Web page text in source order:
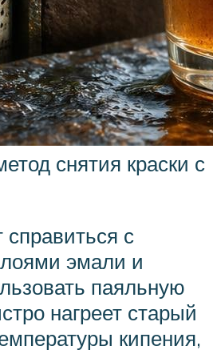
снятия краски с
с
эмали и
паяльную
нагреет старый
кипения,